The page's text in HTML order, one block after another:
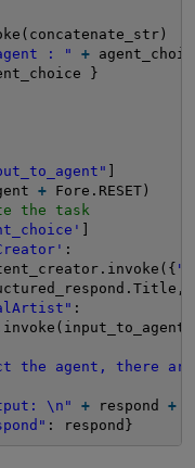
: " +
}
]
+
Fore.RESET)
the task
]
:
:
the agent, there
\n" + respond +
: respond}